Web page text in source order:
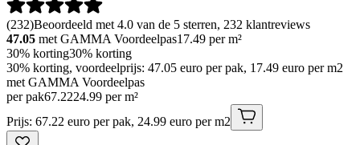
(232)Beoordeeld met 4.0 van de 5 sterren, 232 klantreviews
47.05 met GAMMA Voordeelpas17.49 per m²
30% korting30% korting
30% korting, voordeelprijs: 47.05 euro per pak, 17.49 euro per m2
met GAMMA Voordeelpas
per pak67.2224.99 per m²
Prijs: 67.22 euro per pak, 24.99 euro per m2